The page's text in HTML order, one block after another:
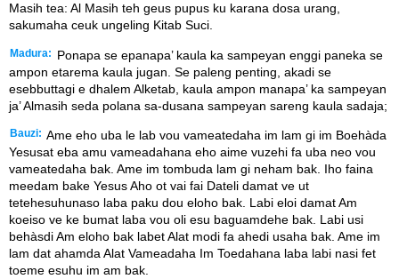
Masih tea: Al Masih teh geus pupus ku karana dosa urang,
sakumaha ceuk ungeling Kitab Suci.
Madura:
Ponapa se epanapa’ kaula ka sampeyan enggi paneka se
ampon etarema kaula jugan. Se paleng penting, akadi se
esebbuttagi e dhalem Alketab, kaula ampon manapa’ ka sampeyan
ja’ Almasih seda polana sa-dusana sampeyan sareng kaula sadaja;
Bauzi: Ame eho uba le lab vou vameatedaha im lam gi im Boehàda
Yesusat eba amu vameadahana eho aime vuzehi fa uba neo vou
vameatedaha bak. Ame im tombuda lam gi neham bak. Iho faina
meedam bake Yesus Aho ot vai fai Dateli damat ve ut
tetehesuhunaso laba paku dou eloho bak. Labi eloi damat Am
koeiso ve ke bumat laba vou oli esu baguamdehe bak. Labi usi
behàsdi Am eloho bak labet Alat modi fa ahedi usaha bak. Ame im
lam dat ahamda Alat Vameadaha Im Toedahana laba labi nasi fet
toeme esuhu im am bak.